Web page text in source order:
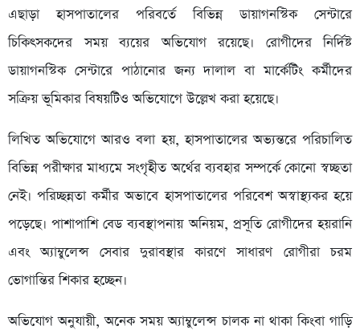
এছাড়া হাসপাতালের পরিবর্তে বিভিন্ন ডায়াগনস্টিক সেন্টারে
চিকিৎসকদের সময় ব্যয়ের অভিযোগ রয়েছে। রোগীদের নির্দিষ্ট
ডায়াগনস্টিক সেন্টারে পাঠানোর জন্য দালাল বা মার্কেটিং কর্মীদের
সক্রিয় ভূমিকার বিষয়টিও অভিযোগে উল্লেখ করা হয়েছে।
লিখিত অভিযোগে আরও বলা হয়, হাসপাতালের অভ্যন্তরে পরিচালিত
বিভিন্ন পরীক্ষার মাধ্যমে সংগৃহীত অর্থের ব্যবহার সম্পর্কে কোনো স্বচ্ছতা
নেই। পরিচ্ছন্নতা কর্মীর অভাবে হাসপাতালের পরিবেশ অস্বাস্থ্যকর হয়ে
পড়েছে। পাশাপাশি বেড ব্যবস্থাপনায় অনিয়ম, প্রসূতি রোগীদের হয়রানি
এবং অ্যাম্বুলেন্স সেবার দুরাবস্থার কারণে সাধারণ রোগীরা চরম
ভোগান্তির শিকার হচ্ছেন।
অভিযোগ অনুযায়ী, অনেক সময় অ্যাম্বুলেন্স চালক না থাকা কিংবা গাড়ি